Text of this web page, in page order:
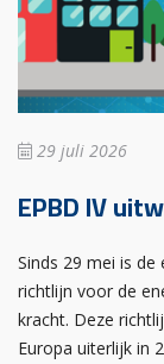
29 juli 2026
EPBD IV
Sinds 29 mei is
richtlijn voor de
kracht. Deze
Europa uiterlijk in